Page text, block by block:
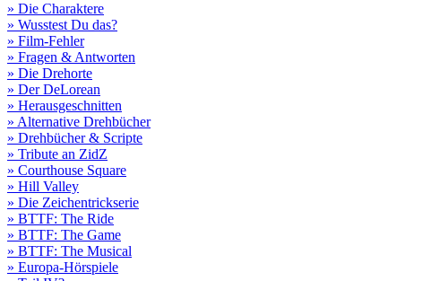
» Die Charaktere
» Wusstest Du das?
» Film-Fehler
» Fragen & Antworten
» Die Drehorte
» Der DeLorean
» Herausgeschnitten
» Alternative Drehbücher
» Drehbücher & Scripte
» Tribute an ZidZ
» Courthouse Square
» Hill Valley
» Die Zeichentrickserie
» BTTF: The Ride
» BTTF: The Game
» BTTF: The Musical
» Europa-Hörspiele